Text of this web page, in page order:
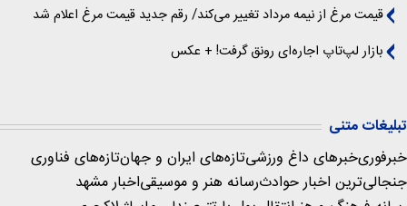
قیمت مرغ از نیمه مرداد تغییر می‌کند/ رقم جدید قیمت مرغ اعلام شد
بازار لپ‌تاپ اجاره‌ای رونق گرفت! + عکس
تبلیغات متنی
خبرفوریخبرهای داغ ورزشیتازه‌های ایران و جهانتازه‌های فناوری
جنجالی‌ترین اخبار حوادثرسانه هنر و موسیقیاخبار مشهد